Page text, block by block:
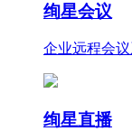
绚星会议
企业远程会
绚星直播